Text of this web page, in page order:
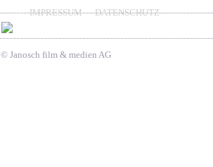
IMPRESSUM DATENSCHUTZ
© Janosch film & medien AG